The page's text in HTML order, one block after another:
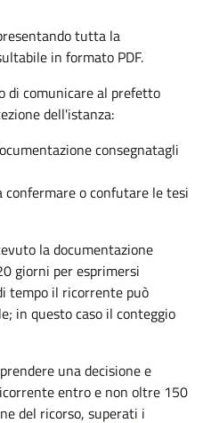
tutta la
in formato PDF.
di comunicare al prefetto
dell'istanza:
consegnatagli
o confutare le tesi
la documentazione
giorni per esprimersi
tempo il ricorrente può
in questo caso il conteggio
una decisione e
entro e non oltre 150
del ricorso, superati i